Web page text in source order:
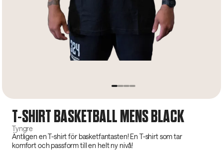
T-SHIRT BASKETBALL MENS BLACK
Tyngre
Äntligen en T-shirt för basketfantasten! En T-shirt som tar
komfort och passform till en helt ny nivå!